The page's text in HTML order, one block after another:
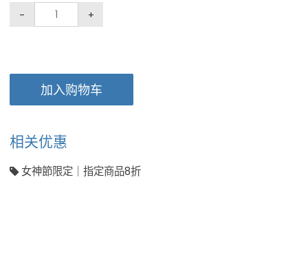
- +
加入购物车
相关优惠
女神節限定｜指定商品8折